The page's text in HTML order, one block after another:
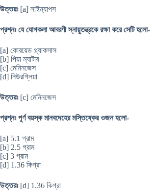
উত্তরঃ [a] সাইন্যাপস
প্রশ্নঃ যে যোগকলা আবরণী স্নায়ুতন্ত্রকে রক্ষা করে সেটি হলো-
[a] কোরয়েড প্ল্যাকসাস
[b] পিয়া ম্যাটার
[c] মেনিনজেস
[d] নিউরগ্লিয়া
উত্তরঃ[c] মেনিনজেস
প্রশ্নঃ পূর্ণ বয়স্ক মানবদেহের মস্তিষ্কের ওজন হলো-
[a] 5.1 গ্রাম
[b] 2.5 গ্রাম
[c] 3 গ্রাম
[d] 1.36 কিগ্রা
উত্তরঃ[d] 1.36 কিগ্রা